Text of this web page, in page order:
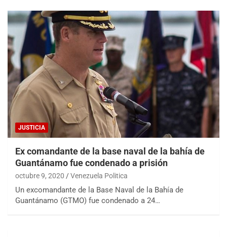
JUSTICIA
Ex comandante de la base naval de la bahía de
Guantánamo fue condenado a prisión
octubre 9, 2020 Venezuela Politica
Un excomandante de la Base Naval de la Bahía de
Guantánamo (GTMO) fue condenado a 24…